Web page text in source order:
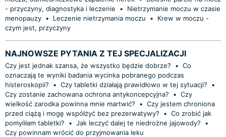
- przyczyny, diagnostyka i leczenie
•
Nietrzymanie moczu w czasie
menopauzy • Leczenie nietrzymania moczu •
Krew w moczu -
czym jest, przyczyny
NAJNOWSZE PYTANIA Z TEJ SPECJALIZACJI
Czy jest jednak szansa, że wszystko będzie dobrze? • Co
oznaczają te wyniki badania wycinka pobranego podczas
histeroskopii?
• Czy tabletki działają prawidłowo w tej sytuacji?
•
Czy zostanie zachowana ochrona antykoncepcyjna?
• Czy
wielkość zarodka powinna mnie martwić?
• Czy jestem chroniona
przed ciążą i mogę współżyć bez prezerwatywy?
• Co zrobić jak
pomyliłam tabletki?
• Jak leczyć dalej te niedrożne jajowody?
•
Czy powinnam wrócić do przyjmowania leku